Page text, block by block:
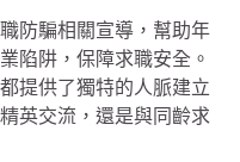
防騙相關宣導，幫助年
陷阱，保障求職安全。
提供了獨特的人脈建立
英交流，還是與同齡求